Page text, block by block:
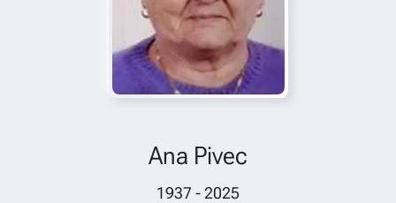
Ana Pivec
1937 - 2025